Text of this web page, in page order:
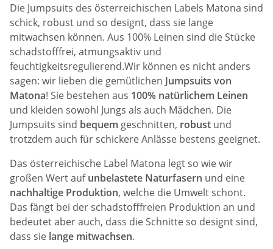
Die Jumpsuits des österreichischen Labels Matona sind
schick, robust und so designt, dass sie lange
mitwachsen können. Aus 100% Leinen sind die Stücke
schadstofffrei, atmungsaktiv und
feuchtigkeitsregulierend.Wir können es nicht anders
sagen: wir lieben die gemütlichen Jumpsuits von
Matona! Sie bestehen aus 100% natürlichem Leinen
und kleiden sowohl Jungs als auch Mädchen. Die
Jumpsuits sind bequem geschnitten, robust und
trotzdem auch für schickere Anlässe bestens geeignet.
Das österreichische Label Matona legt so wie wir
großen Wert aufunbelastete Naturfasern und eine
nachhaltige Produktion, welche die Umwelt schont.
Das fängt bei der schadstofffreien Produktion an und
bedeutet aber auch, dass die Schnitte so designt sind,
dass sie lange mitwachsen.